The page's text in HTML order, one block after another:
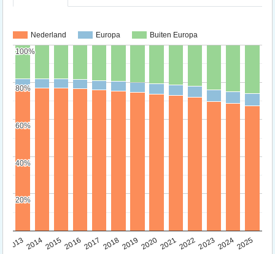
Nederland Europa Buiten Europa
20132014201520162017 20182019 202020212022202320242025
20%
20%
40%
40%
60%
60%
80%
80%
100%
100%